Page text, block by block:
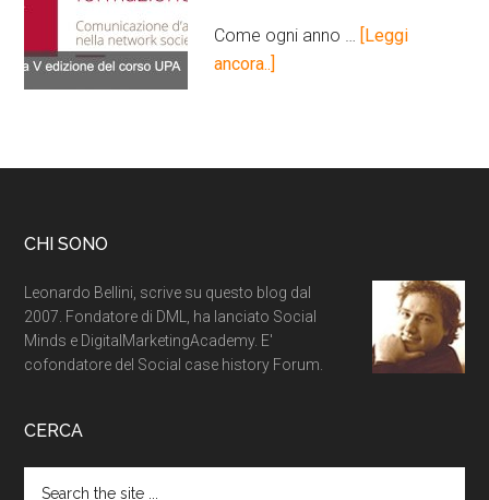
Come ogni anno …
[Leggi
ancora..]
CHI SONO
Leonardo Bellini, scrive su questo blog dal
2007. Fondatore di DML, ha lanciato Social
Minds e DigitalMarketingAcademy. E'
cofondatore del Social case history Forum.
CERCA